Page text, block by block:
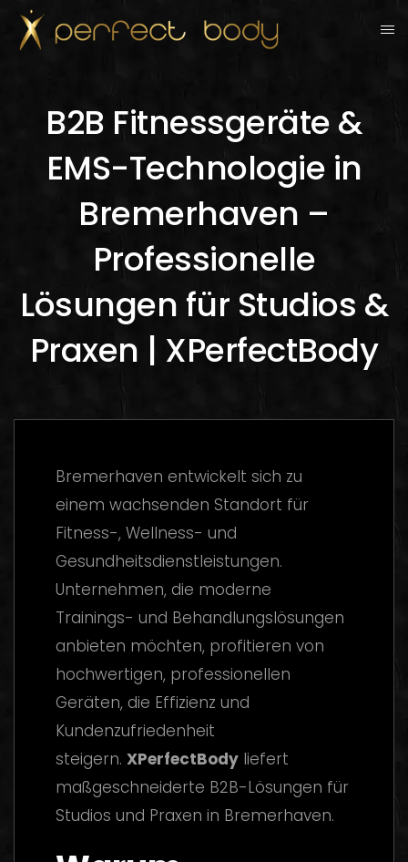
B2B Fitnessgeräte &
EMS-Technologie in
Bremerhaven –
Professionelle
Lösungen für Studios &
Praxen | XPerfectBody
Bremerhaven entwickelt sich zu
einem wachsenden Standort für
Fitness-, Wellness- und
Gesundheitsdienstleistungen.
Unternehmen, die moderne
Trainings- und Behandlungslösungen
anbieten möchten, profitieren von
hochwertigen, professionellen
Geräten, die Effizienz und
Kundenzufriedenheit
steigern. XPerfectBody liefert
maßgeschneiderte B2B-Lösungen für
Studios und Praxen in Bremerhaven.